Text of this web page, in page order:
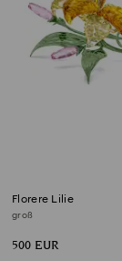
Florere Lilie
groß
500 EUR